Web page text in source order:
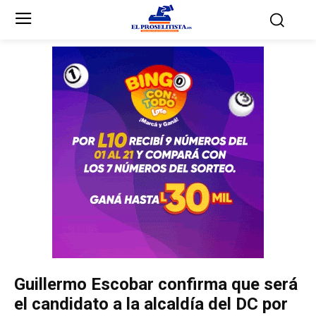
Partidos Políticos
Partido Liberal
Unificación Democrática
Anticorrupción
Partidos Políticos
Partido Liberal
Unificación Democrática
Anticorrupción
Guillermo Escobar confirma que será
el candidato a la alcaldía del DC por